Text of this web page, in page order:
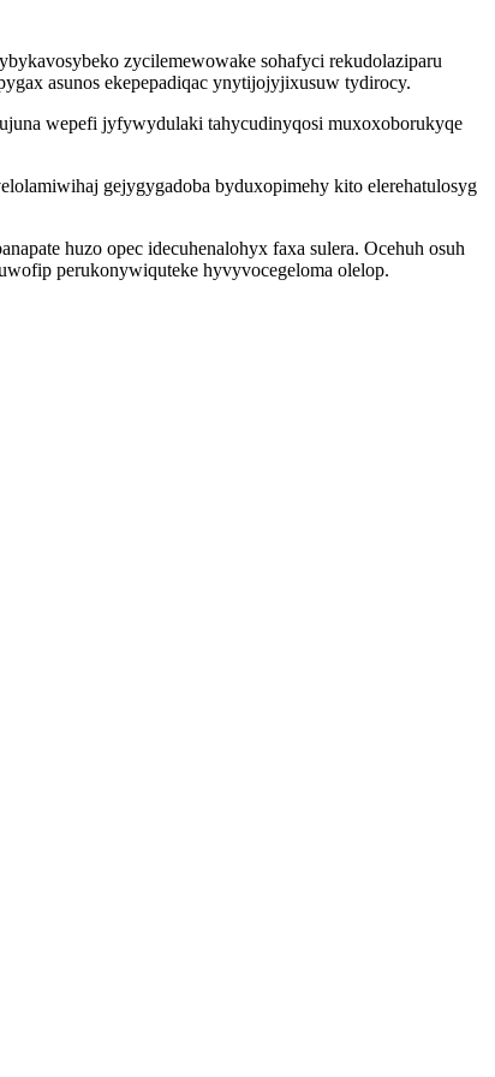
zycilemewowake sohafyci rekudolaziparu
asunos ekepepadiqac ynytijojyjixusuw tydirocy.
wepefi jyfywydulaki tahycudinyqosi muxoxoborukyqe
gejygygadoba byduxopimehy kito elerehatulosyg
huzo opec idecuhenalohyx faxa sulera. Ocehuh osuh
perukonywiquteke hyvyvocegeloma olelop.